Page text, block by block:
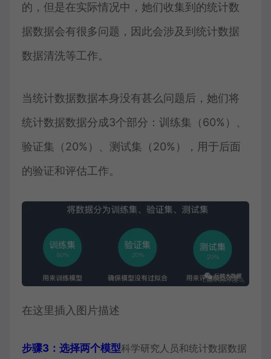
的，但是在实际情况中，她们收集到的统计数
据数据会有很多问题，因此会涉及到统计数据
数据清洗等工作。
当统计数据数据本身没有甚么问题后，她们将
统计数据数据分成3个部分：训练集（60%）、
验证集（20%）、测试集（20%），用于后面
的验证和评估工作。
在这里插入图片描述
步骤3：选择两个模型科学研究人员和统计数据数据